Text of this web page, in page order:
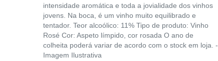
intensidade aromática e toda a jovialidade dos vinhos
jovens. Na boca, é um vinho muito equilibrado e
tentador. Teor alcoólico: 11% Tipo de produto: Vinho
Rosé Cor: Aspeto límpido, cor rosada O ano de
colheita poderá variar de acordo com o stock em loja. -
Imagem Ilustrativa